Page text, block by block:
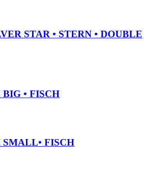
STAR • STERN • DOUBLE
• FISCH
FISCH